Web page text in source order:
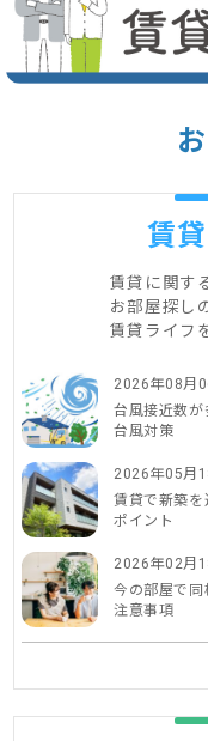
賃
賃貸に関す
お部屋探し
賃貸ライフ
2026年08月
台風接近数
台風対策
2026年05月
賃貸で新築を
ポイント
2026年02月
今の部屋で同
注意事項